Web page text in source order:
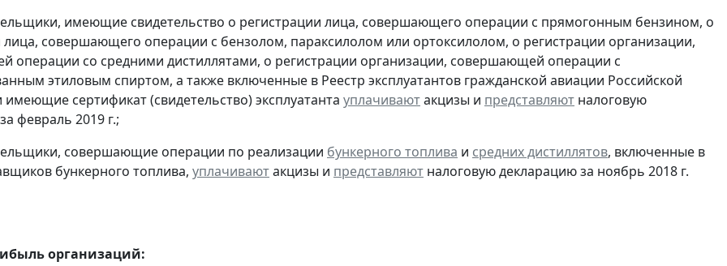
имеющие свидетельство о регистрации лица, совершающего операции с прямогонным бензином, о
лица, совершающего операции с бензолом, параксилолом или ортоксилолом, о регистрации организации,
операции со средними дистиллятами, о регистрации организации, совершающей операции с
этиловым спиртом, а также включенные в Реестр эксплуатантов гражданской авиации Российской
сертификат (свидетельство) эксплуатанта уплачиваютакцизы и представляют налоговую
за февраль 2019 г.;
совершающие операции по реализации бункерного топлива и средних дистиллятов, включенные в
бункерного топлива, уплачиваютакцизы и представляют налоговую декларацию за ноябрь 2018 г.
организаций: